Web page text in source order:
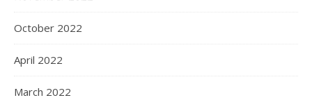
October 2022
April 2022
March 2022